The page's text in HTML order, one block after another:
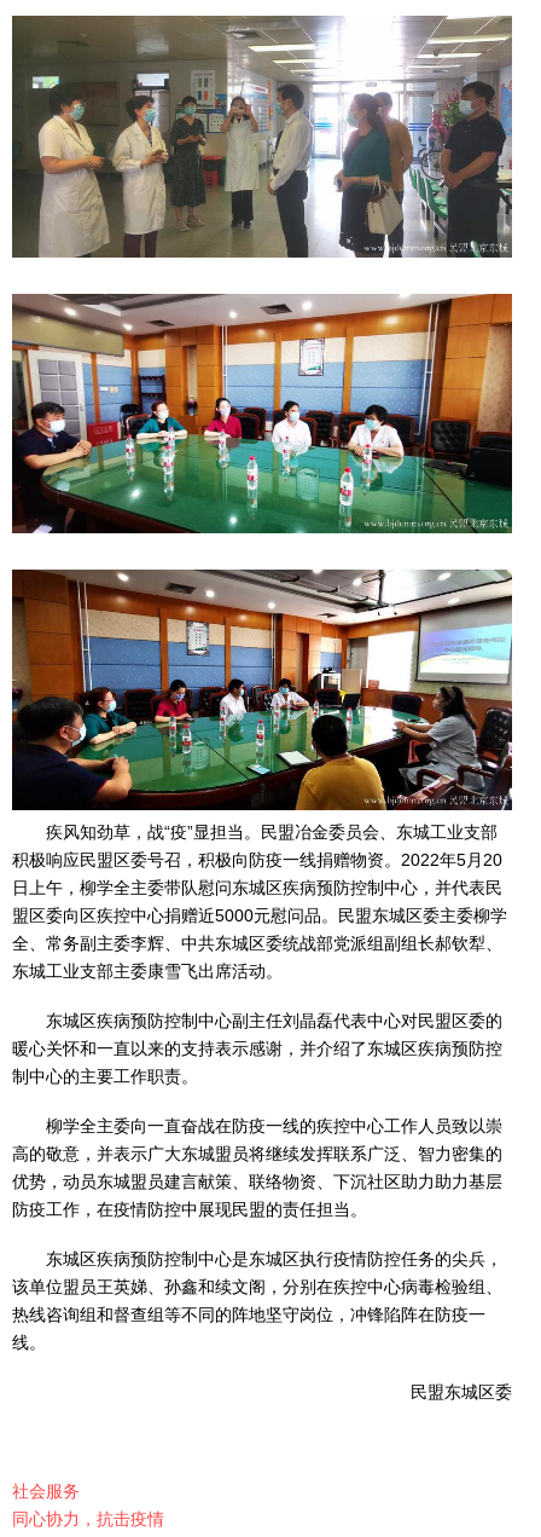
疾风知劲草，战“疫”显担当。民盟冶金委员会、东城工业支部
积极响应民盟区委号召，积极向防疫一线捐赠物资。2022年5月20
日上午，柳学全主委带队慰问东城区疾病预防控制中心，并代表民
盟区委向区疾控中心捐赠近5000元慰问品。民盟东城区委主委柳学
全、常务副主委李辉、中共东城区委统战部党派组副组长郝钦犁、
东城工业支部主委康雪飞出席活动。
东城区疾病预防控制中心副主任刘晶磊代表中心对民盟区委的
暖心关怀和一直以来的支持表示感谢，并介绍了东城区疾病预防控
制中心的主要工作职责。
柳学全主委向一直奋战在防疫一线的疾控中心工作人员致以崇
高的敬意，并表示广大东城盟员将继续发挥联系广泛、智力密集的
优势，动员东城盟员建言献策、联络物资、下沉社区助力助力基层
防疫工作，在疫情防控中展现民盟的责任担当。
东城区疾病预防控制中心是东城区执行疫情防控任务的尖兵，
该单位盟员王英娣、孙鑫和续文阁，分别在疾控中心病毒检验组、
热线咨询组和督查组等不同的阵地坚守岗位，冲锋陷阵在防疫一
线。
民盟东城区委
社会服务
同心协力，抗击疫情